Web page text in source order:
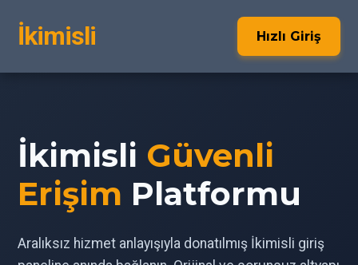
İkimisli Hızlı Giriş
İkimisli Güvenli
Erişim Platformu
Aralıksız hizmet anlayışıyla donatılmış İkimisli giriş